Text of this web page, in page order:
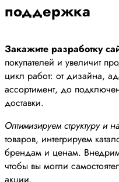
поддержка
Закажите разработку
покупателей и увеличит
цикл работ: от дизайна,
ассортимент, до
доставки.
Оптимизируем структуру и
товаров, интегрируем
брендам и ценам. Внедрим
чтобы вы могли
акции.